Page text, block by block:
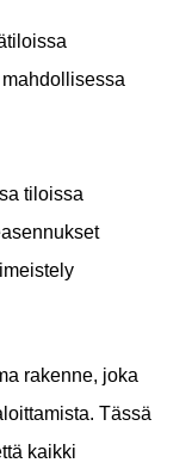
tiloissa
rakenne, joka
Tässä
kaikki